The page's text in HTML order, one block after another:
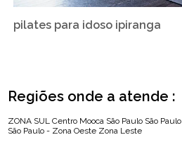
pilates para idoso ipiranga
Regiões onde a atende :
ZONA SUL Centro Mooca São Paulo São Paulo
São Paulo - Zona Oeste Zona Leste